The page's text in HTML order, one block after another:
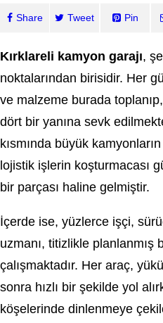
Share Tweet Pin
Kırklareli kamyon garajı,
noktalarından birisidir. Her
ve malzeme burada
dört bir yanına sevk
kısmında büyük
lojistik işlerin koşturmacası
bir parçası haline gelmiştir.
İçerde ise, yüzlerce işçi,
uzmanı, titizlikle planlanmış
çalışmaktadır. Her araç,
sonra hızlı bir şekilde yol
köşelerinde dinlenmeye